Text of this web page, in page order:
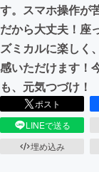
す。スマホ操作が
だから大丈夫！座
ズミカルに楽しく
感いただけます！
も、元気つづけ！
ポスト
LINEで送る
埋め込み